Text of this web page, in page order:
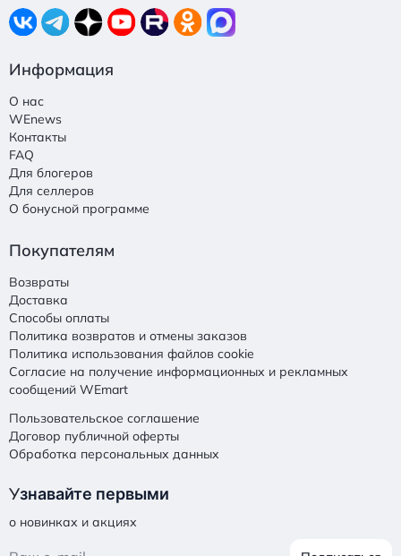
Информация
О нас
WEnews
Контакты
FAQ
Для блогеров
Для селлеров
О бонусной программе
Покупателям
Возвраты
Доставка
Способы оплаты
Политика возвратов и отмены заказов
Политика использования файлов cookie
Согласие на получение информационных и рекламных
сообщений WEmart
Пользовательское соглашение
Договор публичной оферты
Обработка персональных данных
Узнавайте первыми
о новинках и акциях